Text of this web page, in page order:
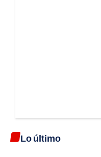
Lo último